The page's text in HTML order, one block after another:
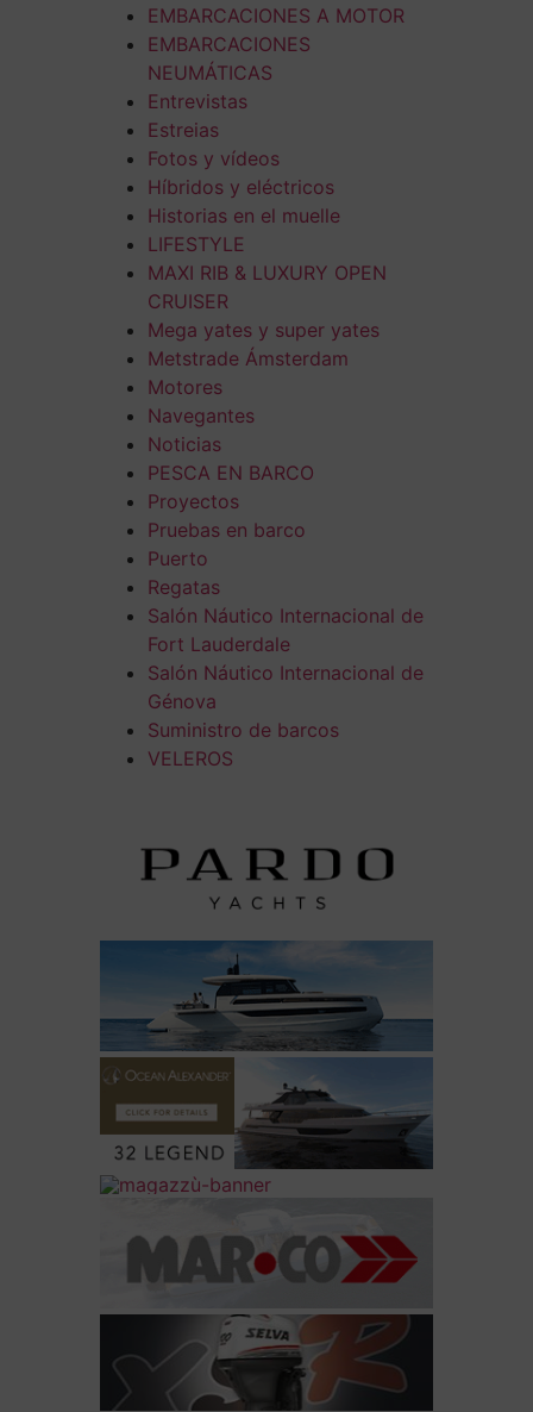
EMBARCACIONES A MOTOR
EMBARCACIONES
NEUMÁTICAS
Entrevistas
Estreias
Fotos y vídeos
Híbridos y eléctricos
Historias en el muelle
LIFESTYLE
MAXI RIB & LUXURY OPEN
CRUISER
Mega yates y super yates
Metstrade Ámsterdam
Motores
Navegantes
Noticias
PESCA EN BARCO
Proyectos
Pruebas en barco
Puerto
Regatas
Salón Náutico Internacional de
Fort Lauderdale
Salón Náutico Internacional de
Génova
Suministro de barcos
VELEROS